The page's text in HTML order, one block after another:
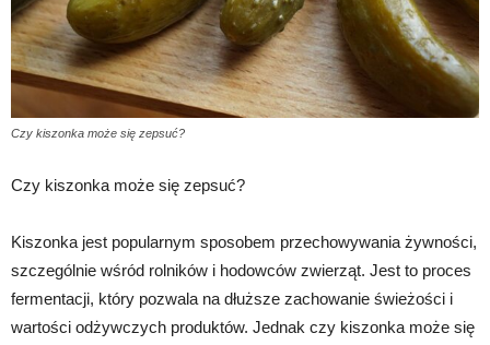
Czy kiszonka może się zepsuć?
Czy kiszonka może się zepsuć?
Kiszonka jest popularnym sposobem przechowywania żywności,
szczególnie wśród rolników i hodowców zwierząt. Jest to proces
fermentacji, który pozwala na dłuższe zachowanie świeżości i
wartości odżywczych produktów. Jednak czy kiszonka może się